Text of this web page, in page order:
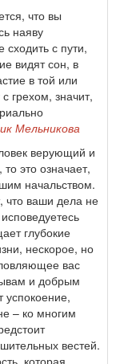
что вы
наяву
сходить с пути,
видят сон, в
в той или
грехом, значит,
Мельникова
верующий и
это означает,
начальством.
что ваши дела не
глубокие
нескорое, но
вас
и добрым
– ко многим
вестей.
которая